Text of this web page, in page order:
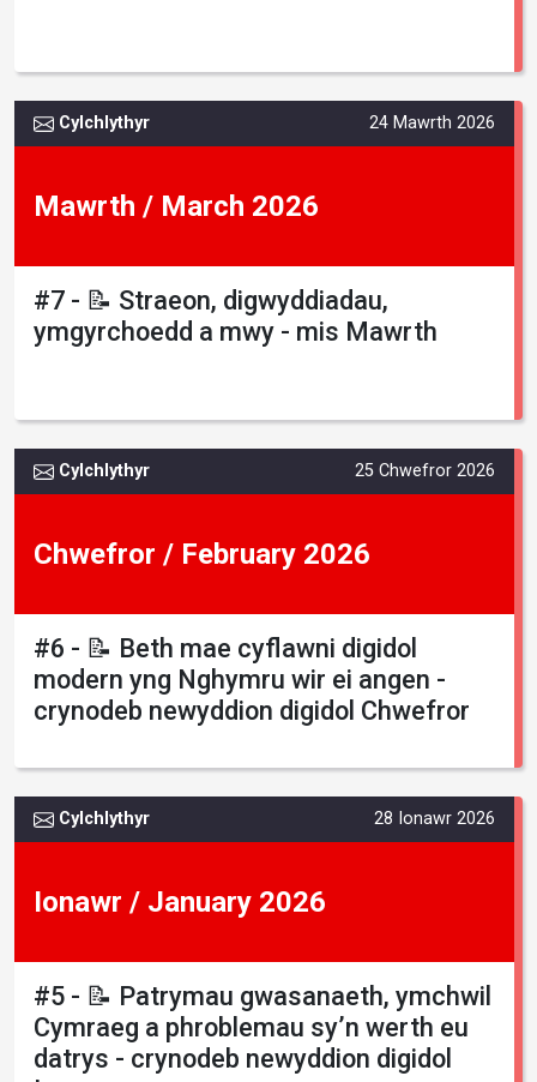
Cylchlythyr 24 Mawrth 2026
Mawrth / March 2026
#7 - 📝 Straeon, digwyddiadau,
ymgyrchoedd a mwy - mis Mawrth
Cylchlythyr 25 Chwefror 2026
Chwefror / February 2026
#6 - 📝 Beth mae cyflawni digidol
modern yng Nghymru wir ei angen -
crynodeb newyddion digidol Chwefror
Cylchlythyr 28 Ionawr 2026
Ionawr / January 2026
#5 - 📝 Patrymau gwasanaeth, ymchwil
Cymraeg a phroblemau sy’n werth eu
datrys - crynodeb newyddion digidol